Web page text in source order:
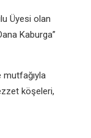
Üyesi olan
Kaburga”
mutfağıyla
köşeleri,